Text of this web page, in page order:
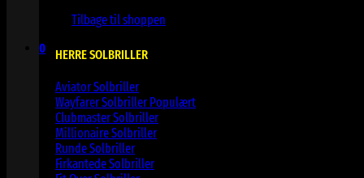
Tilbage til shoppen
0
Kurv
Ingen varer i kurven.
HERRE SOLBRILLER
Aviator Solbriller
Wayfarer Solbriller
Clubmaster Solbriller
Millionaire Solbriller
Runde Solbriller
Firkantede Solbriller